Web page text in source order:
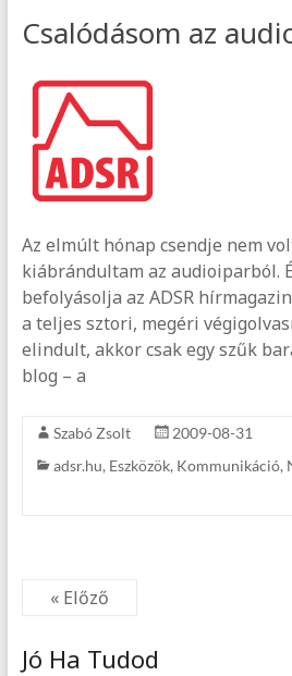
Csalódásom az
Az elmúlt hónap csendje nem
kiábrándultam az audioiparból.
befolyásolja az ADSR
a teljes sztori, megéri
elindult, akkor csak egy szűk
blog – a
Szabó Zsolt
2009-08-31
adsr.hu, Eszközök, Kommunikáció,
« Előző
Jó Ha Tudod